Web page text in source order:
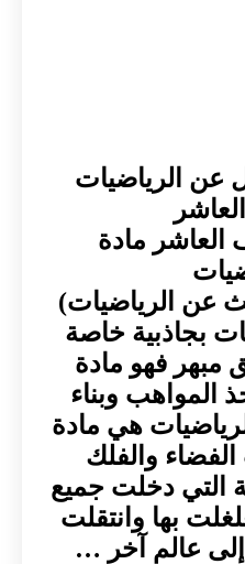
عن الرياضيات
العاشر مادة
عن الرياضيات)
بجاذبية خاصة
مبهر فهو مادة
المواهب وبناء
هي مادة
الفضاء والفلك
التي دخلت جميع
بها وانتقلت
عالم آخر …